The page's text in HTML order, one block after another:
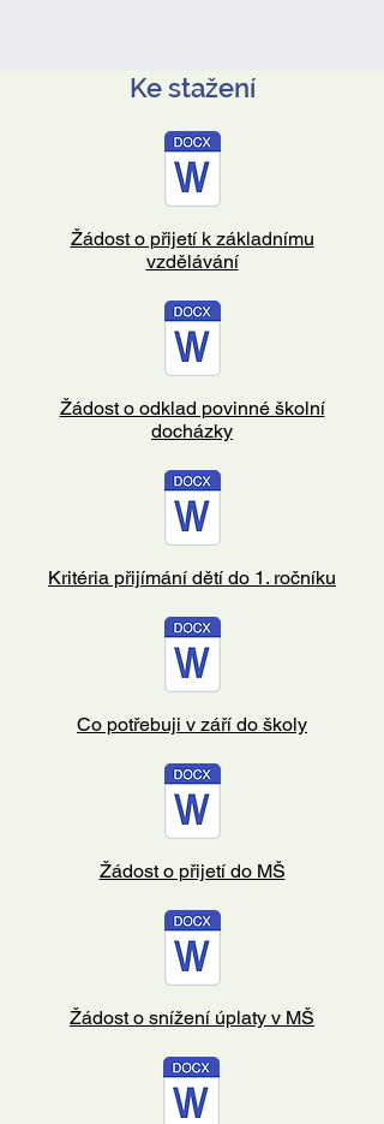
Ke stažení
Žádost o přijetí k základnímu
vzdělávání
Žádost o odklad povinné školní
docházky
Kritéria přijímání dětí do 1. ročníku
Co potřebuji v září do školy
Žádost o přijetí do MŠ
Žádost o snížení úplaty v MŠ